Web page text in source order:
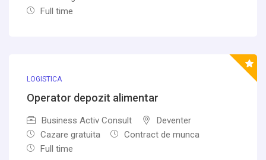
Full time
LOGISTICA
Operator depozit alimentar
Business Activ Consult
Deventer
Cazare gratuita
Contract de munca
Full time